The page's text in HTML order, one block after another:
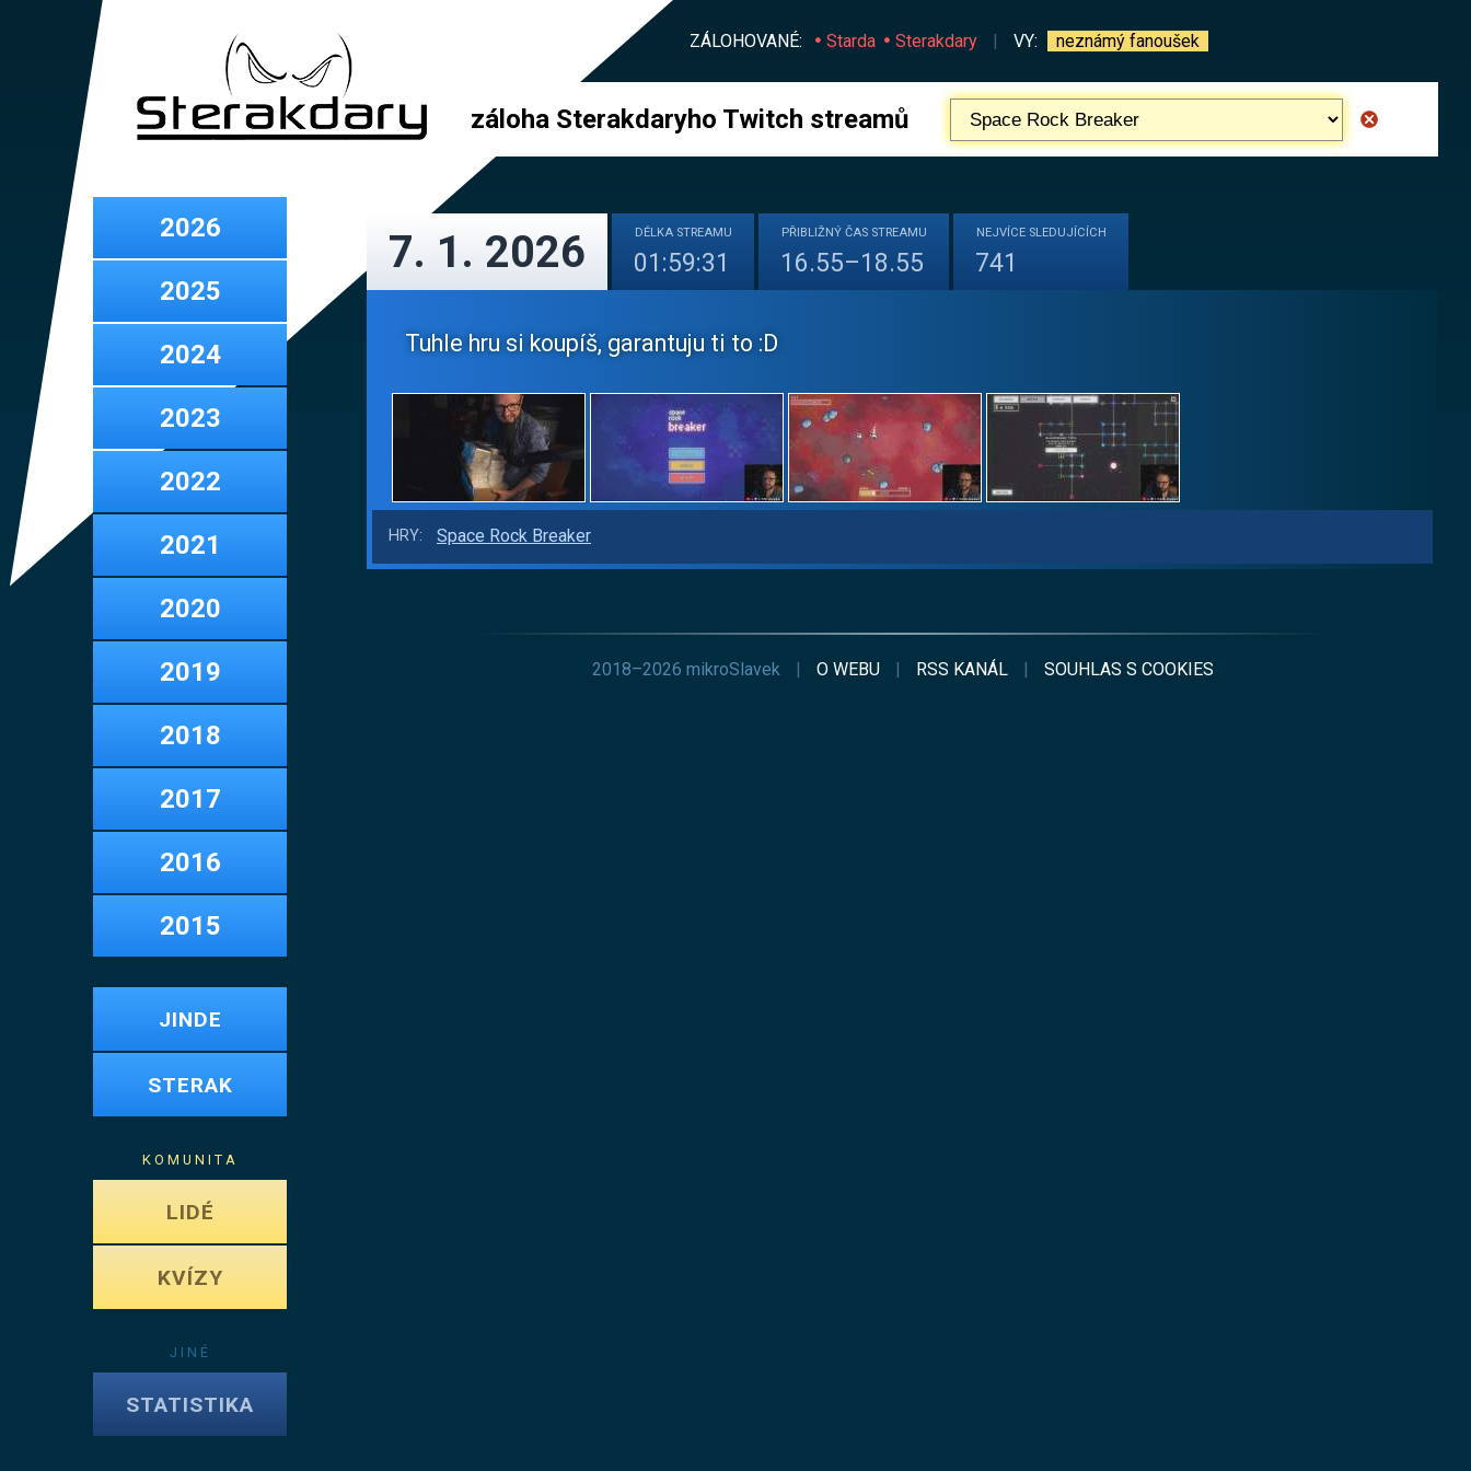
ZÁLOHOVANÉ: Starda Sterakdary | VY: neznámý fanoušek
záloha Sterakdaryho Twitch streamů
2026
2025
2024
2023
2022
2021
2020
2019
2018
2017
2016
2015
JINDE
STERAK
KOMUNITA
LIDÉ
KVÍZY
JINÉ
STATISTIKA
7. 1. 2026 DÉLKA STREAMU
01:59:31
PŘIBLIŽNÝ ČAS STREAMU
16.55–18.55
NEJVÍCE SLEDUJÍCÍCH
741
Tuhle hru si koupíš, garantuju ti to :D
HRY: Space Rock Breaker
2018–2026 mikroSlavek | O WEBU | RSS KANÁL | SOUHLAS S COOKIES